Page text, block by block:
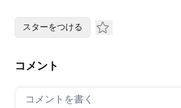
スターをつける
コメント
Your comment